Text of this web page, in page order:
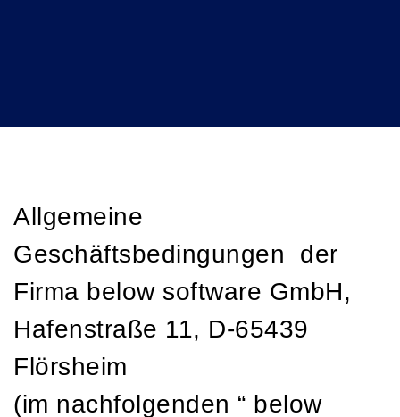
Allgemeine
Geschäftsbedingungen
der
Firma below software GmbH,
Hafenstraße 11, D-65439
Flörsheim
(im nachfolgenden “ below